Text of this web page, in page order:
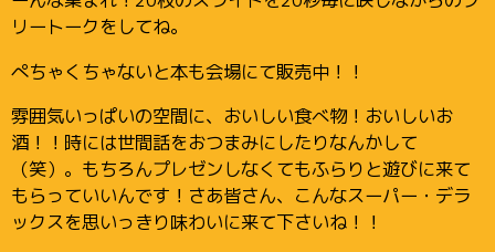
リートークをしてね。
ぺちゃくちゃないと本も会場にて販売中！！
雰囲気いっぱいの空間に、おいしい食べ物！おいしいお
酒！！時には世間話をおつまみにしたりなんかして
（笑）。もちろんプレゼンしなくてもふらりと遊びに来て
もらっていいんです！さあ皆さん、こんなスーパー・デラ
ックスを思いっきり味わいに来て下さいね！！